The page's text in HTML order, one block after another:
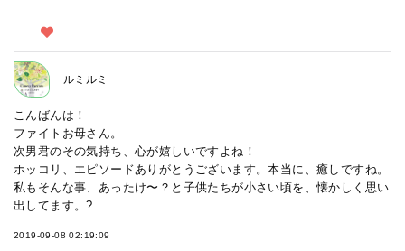
ルミルミ
こんばんは！
ファイトお母さん。
次男君のその気持ち、心が嬉しいですよね！
ホッコリ、エピソードありがとうございます。本当に、癒しですね。
私もそんな事、あったけ〜？と子供たちが小さい頃を、懐かしく思い
出してます。?
2019-09-08 02:19:09